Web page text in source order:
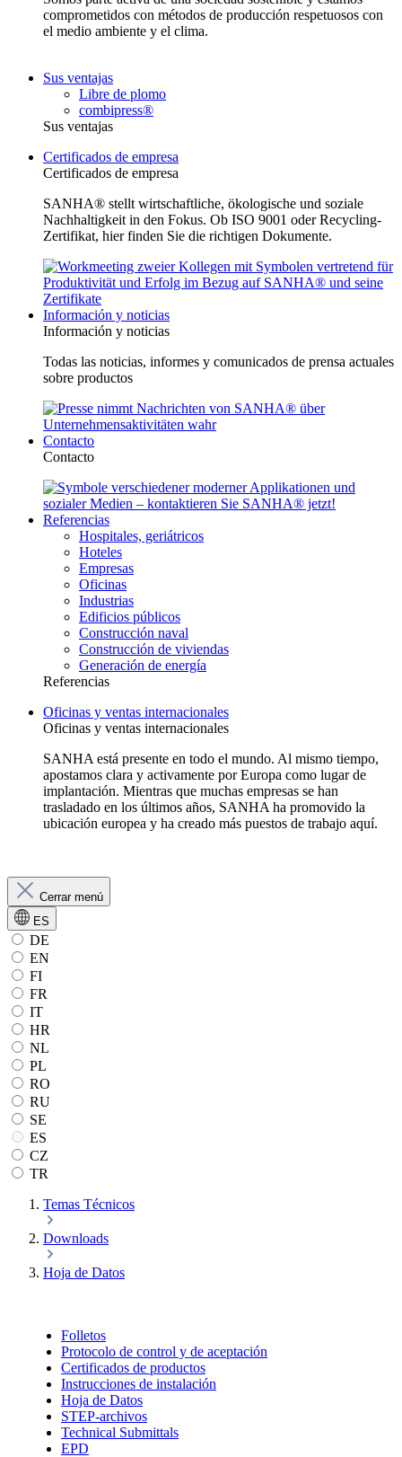
comprometidos con métodos de producción respetuosos con
el medio ambiente y el clima.
Sus ventajas
Libre de plomo
combipress®
Sus ventajas
Certificados de empresa
Certificados de empresa
SANHA® stellt wirtschaftliche, ökologische und soziale
Nachhaltigkeit in den Fokus. Ob ISO 9001 oder Recycling-
Zertifikat, hier finden Sie die richtigen Dokumente.
Información y noticias
Información y noticias
Todas las noticias, informes y comunicados de prensa actuales
sobre productos
Contacto
Contacto
Referencias
Hospitales, geriátricos
Hoteles
Empresas
Oficinas
Industrias
Edificios públicos
Construcción naval
Construcción de viviendas
Generación de energía
Referencias
Oficinas y ventas internacionales
Oficinas y ventas internacionales
SANHA está presente en todo el mundo. Al mismo tiempo,
apostamos clara y activamente por Europa como lugar de
implantación. Mientras que muchas empresas se han
trasladado en los últimos años, SANHA ha promovido la
ubicación europea y ha creado más puestos de trabajo aquí.
Cerrar menú
ES
DE
EN
FI
FR
IT
HR
NL
PL
RO
RU
SE
ES
CZ
TR
Temas Técnicos
Downloads
Hoja de Datos
Folletos
Protocolo de control y de aceptación
Certificados de productos
Instrucciones de instalación
Hoja de Datos
STEP-archivos
Technical Submittals
EPD